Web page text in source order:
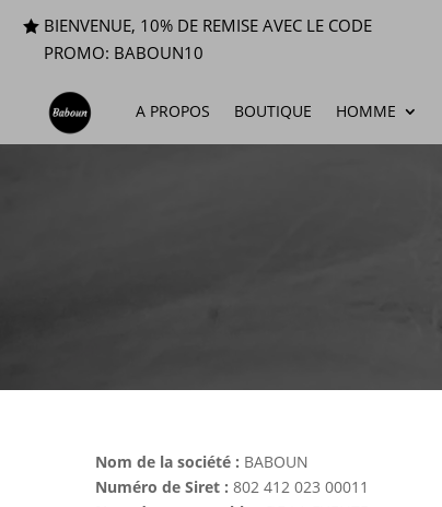
BIENVENUE, 10% DE REMISE AVEC LE CODE
PROMO: BABOUN10
A PROPOS BOUTIQUE HOMME
Nom de la société : BABOUN
Numéro de Siret : 802 412 023 00011